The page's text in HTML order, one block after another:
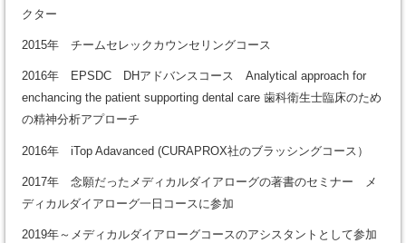
クター
2015年 チームセレックカウンセリングコース
2016年 EPSDC DHアドバンスコース Analytical approach for
enchancing the patient supporting dental care 歯科衛生士臨床のため
の精神分析アプローチ
2016年 iTop Adavanced (CURAPROX社のブラッシングコース）
2017年 念願だったメディカルダイアローグの著書のセミナー メ
ディカルダイアローグ一日コースに参加
2019年～メディカルダイアローグコースのアシスタントとして参加